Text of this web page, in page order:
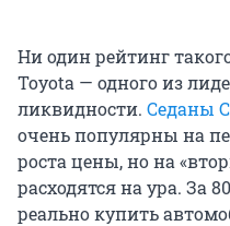
Ни один рейтинг
Toyota — одного из
ликвидности. Седаны
очень популярны на
роста цены, но на
расходятся на ура. За
реально купить